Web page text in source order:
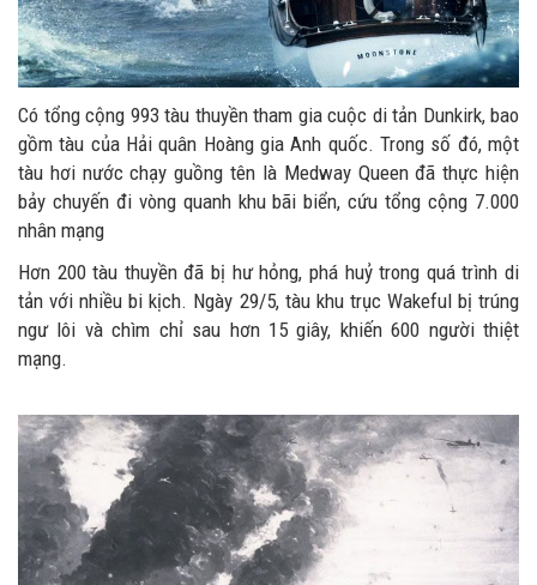
Có tổng cộng 993 tàu thuyền tham gia cuộc di tản Dunkirk, bao
gồm tàu của Hải quân Hoàng gia Anh quốc. Trong số đó, một
tàu hơi nước chạy guồng tên là Medway Queen đã thực hiện
bảy chuyến đi vòng quanh khu bãi biển, cứu tổng cộng 7.000
nhân mạng
Hơn 200 tàu thuyền đã bị hư hỏng, phá huỷ trong quá trình di
tản với nhiều bi kịch. Ngày 29/5, tàu khu trục Wakeful bị trúng
ngư lôi và chìm chỉ sau hơn 15 giây, khiến 600 người thiệt
mạng.